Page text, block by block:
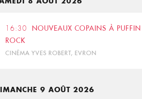
16:30
NOUVEAUX COPAINS À PUFFIN
ROCK
CINÉMA YVES ROBERT, EVRON
9 AOÛT 2026